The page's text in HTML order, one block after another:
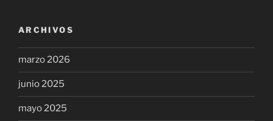
ARCHIVOS
marzo 2026
junio 2025
mayo 2025